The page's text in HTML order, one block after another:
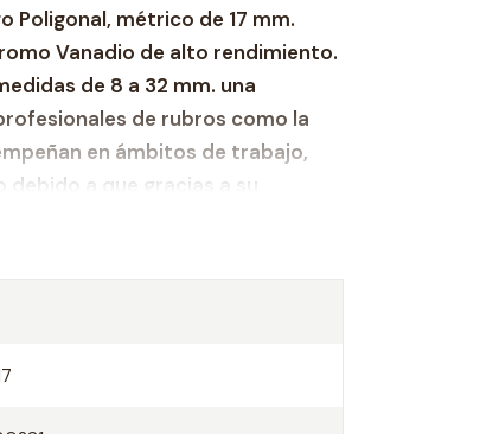
Poligonal, métrico de 17 mm.
Vanadio de alto rendimiento.
de 8 a 32 mm. una
de rubros como la
en ámbitos de trabajo,
debido a que gracias a su
de calidad, esta copa
Venadio.